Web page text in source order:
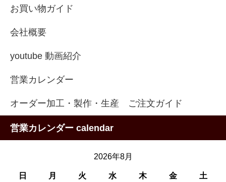
お買い物ガイド
会社概要
youtube 動画紹介
営業カレンダー
オーダー加工・製作・生産 ご注文ガイド
営業カレンダー calendar
2026年8月
日 月 火 水 木 金 土